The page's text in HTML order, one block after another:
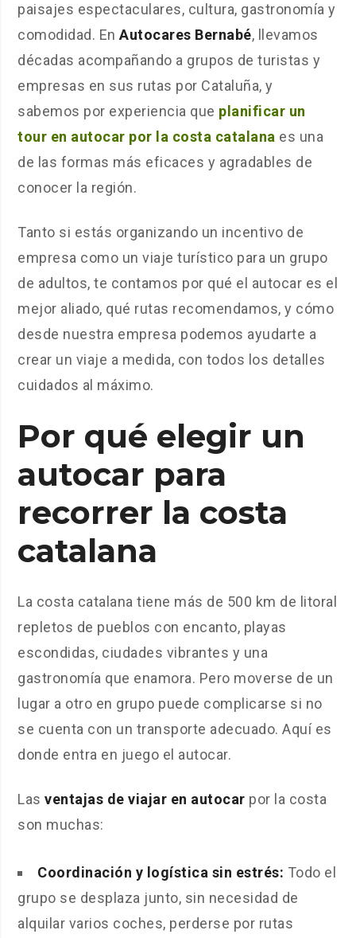
paisajes espectaculares, cultura, gastronomía y
comodidad. EnAutocares Bernabé, llevamos
décadas acompañando a grupos de turistas y
empresas en sus rutas por Cataluña, y
sabemos por experiencia que planificar un
tour en autocar por la costa catalana es una
de las formas más eficaces y agradables de
conocer la región.
Tanto si estás organizando un incentivo de
empresa como un viaje turístico para un grupo
de adultos, te contamos por qué el autocar es el
mejor aliado, qué rutas recomendamos, y cómo
desde nuestra empresa podemos ayudarte a
crear un viaje a medida, con todos los detalles
cuidados al máximo.
Por qué elegir un
autocar para
recorrer la costa
catalana
La costa catalana tiene más de 500 km de litoral
repletos de pueblos con encanto, playas
escondidas, ciudades vibrantes y una
gastronomía que enamora. Pero moverse de un
lugar a otro en grupo puede complicarse si no
se cuenta con un transporte adecuado. Aquí es
donde entra en juego el autocar.
Lasventajas de viajar en autocar por la costa
son muchas:
Coordinación y logística sin estrés: Todo el
grupo se desplaza junto, sin necesidad de
alquilar varios coches, perderse por rutas